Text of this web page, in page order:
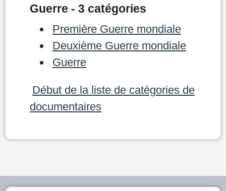
Guerre - 3 catégories
Première Guerre mondiale
Deuxième Guerre mondiale
Guerre
Début de la liste de catégories de
documentaires